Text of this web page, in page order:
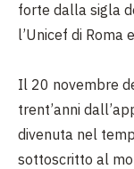
forte dalla sigla
l’Unicef di Roma
Il 20 novembre
trent’anni
divenuta nel
sottoscritto al